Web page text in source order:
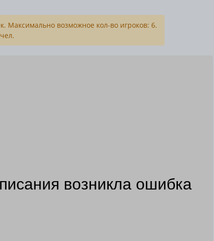
Максимально возможное кол-во игроков: 6.
возникла ошибка